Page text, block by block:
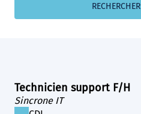
RECHERCHER
Technicien support F/H
Sincrone IT